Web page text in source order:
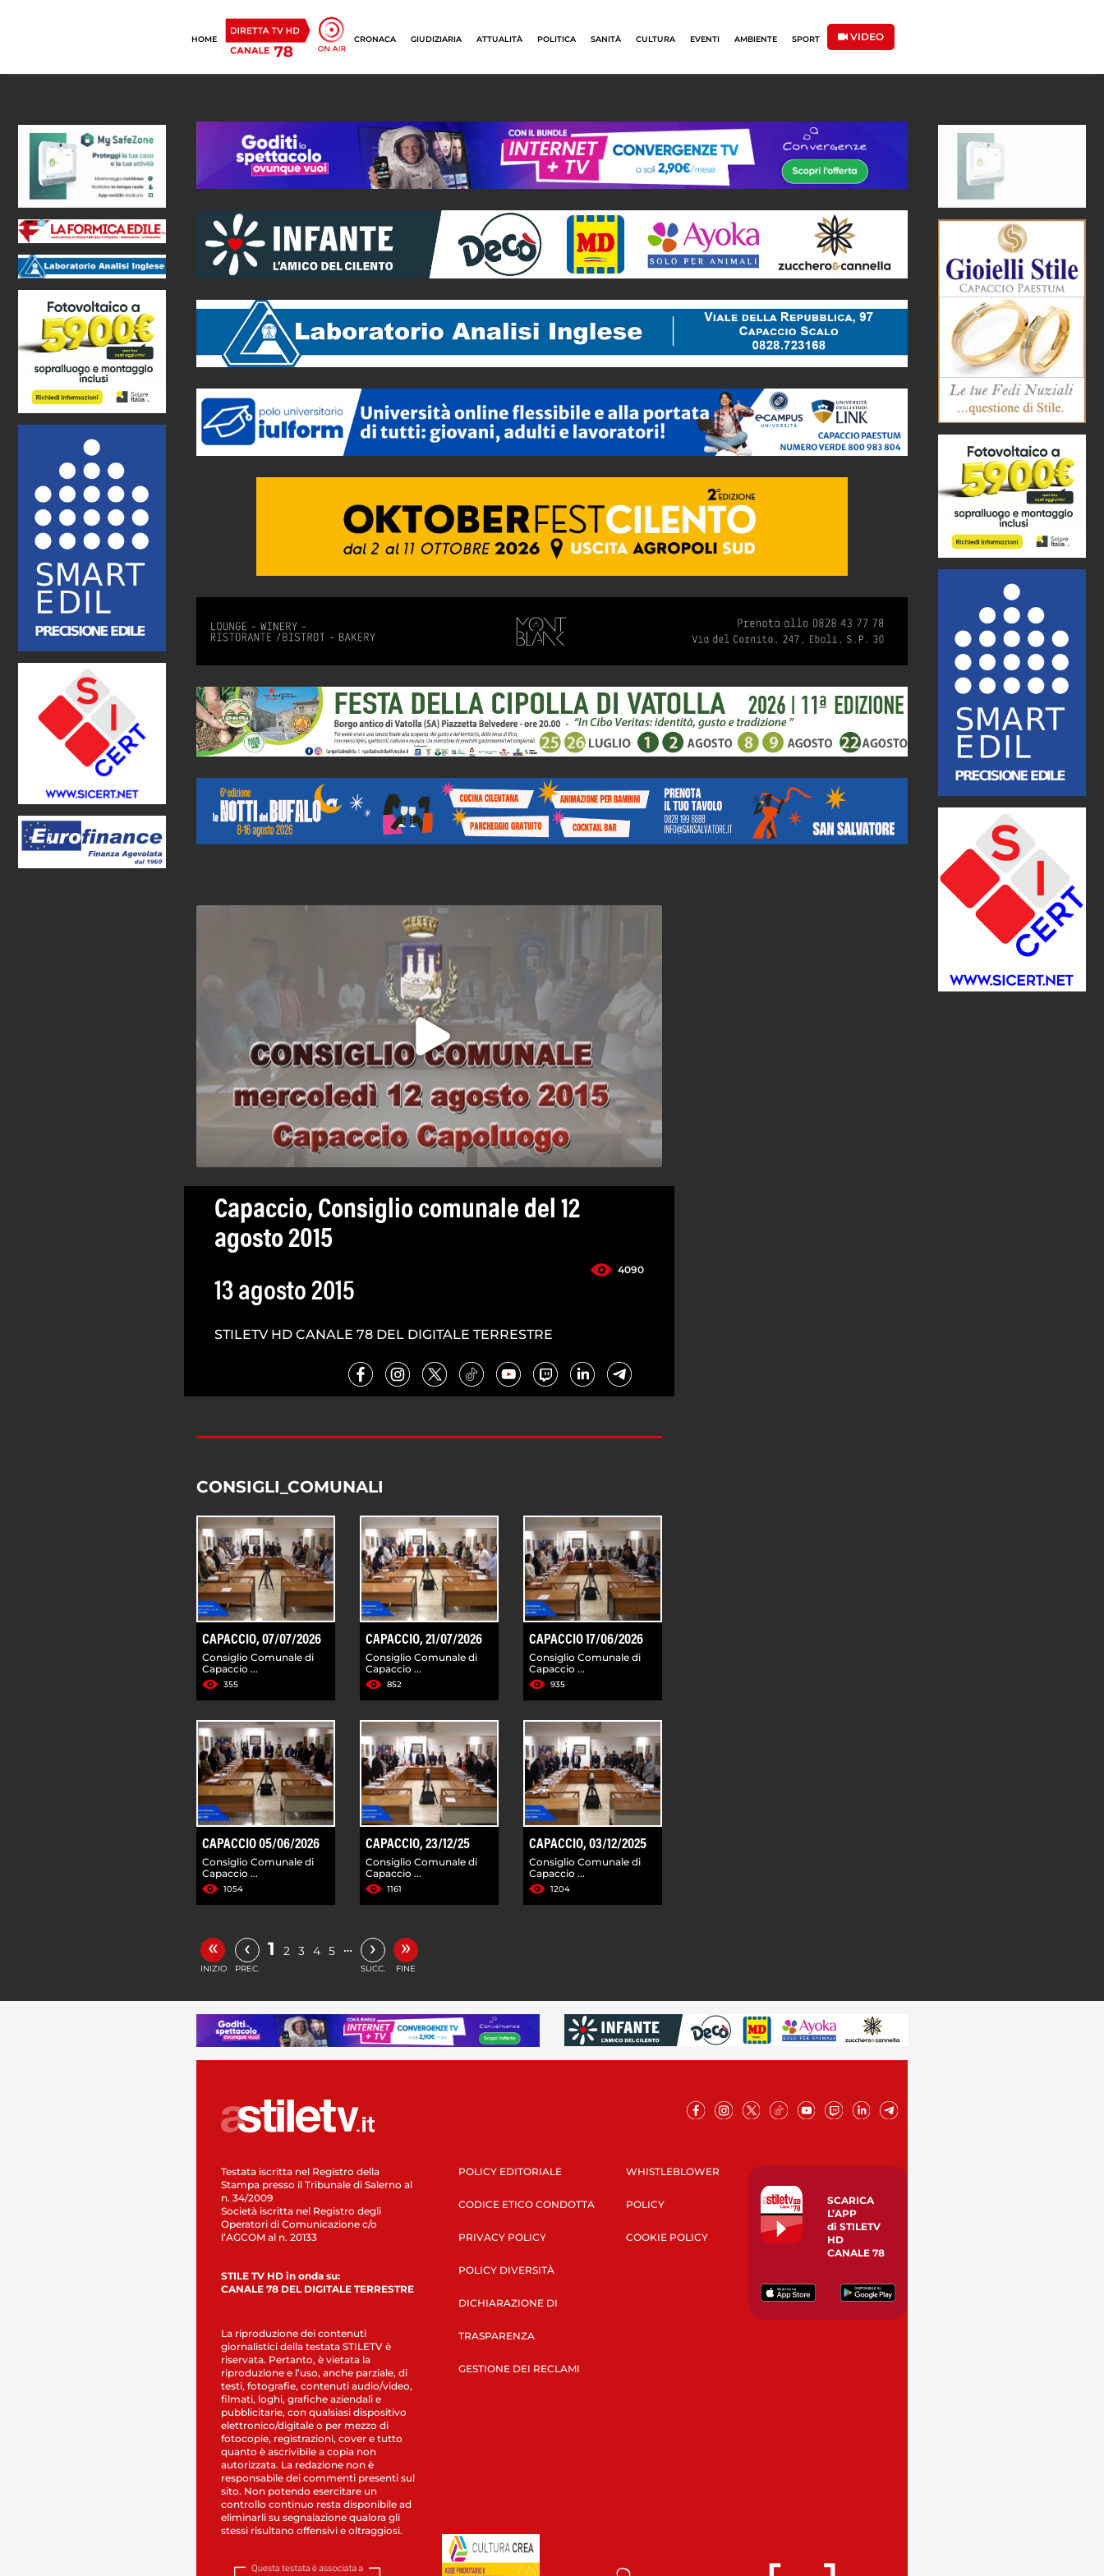
HOME CRONACA GIUDIZIARIA ATTUALITÀ POLITICA SANITÀ CULTURA EVENTI AMBIENTE SPORT VIDEO
Capaccio, Consiglio comunale del 12
agosto 2015
4090
13 agosto 2015
STILETV HD CANALE 78 DEL DIGITALE TERRESTRE
CONSIGLI_COMUNALI
CAPACCIO, 07/07/2026
Consiglio Comunale di
Capaccio ...
355
CAPACCIO, 21/07/2026
Consiglio Comunale di
Capaccio ...
852
CAPACCIO 17/06/2026
Consiglio Comunale di
Capaccio ...
935
CAPACCIO 05/06/2026
Consiglio Comunale di
Capaccio ...
1054
CAPACCIO, 23/12/25
Consiglio Comunale di
Capaccio ...
1161
CAPACCIO, 03/12/2025
Consiglio Comunale di
Capaccio ...
1204
«
INIZIO
‹
PREC.
1 2 3 4 5 … ›
SUCC.
»
FINE
Testata iscritta nel Registro della
Stampa presso il Tribunale di Salerno al
n. 34/2009
Società iscritta nel Registro degli
Operatori di Comunicazione c/o
l’AGCOM al n. 20133
STILE TV HD in onda su:
CANALE 78 DEL DIGITALE TERRESTRE
La riproduzione dei contenuti
giornalistici della testata STILETV è
riservata. Pertanto, è vietata la
riproduzione e l’uso, anche parziale, di
testi, fotografie, contenuti audio/video,
filmati, loghi, grafiche aziendali e
pubblicitarie, con qualsiasi dispositivo
elettronico/digitale o per mezzo di
fotocopie, registrazioni, cover e tutto
quanto è ascrivibile a copia non
autorizzata. La redazione non è
responsabile dei commenti presenti sul
sito. Non potendo esercitare un
controllo continuo resta disponibile ad
eliminarli su segnalazione qualora gli
stessi risultano offensivi e oltraggiosi.
POLICY EDITORIALE
CODICE ETICO CONDOTTA
PRIVACY POLICY
POLICY DIVERSITÀ
DICHIARAZIONE DI
TRASPARENZA
GESTIONE DEI RECLAMI
WHISTLEBLOWER
POLICY
COOKIE POLICY
SCARICA
L’APP
di STILETV
HD
CANALE 78